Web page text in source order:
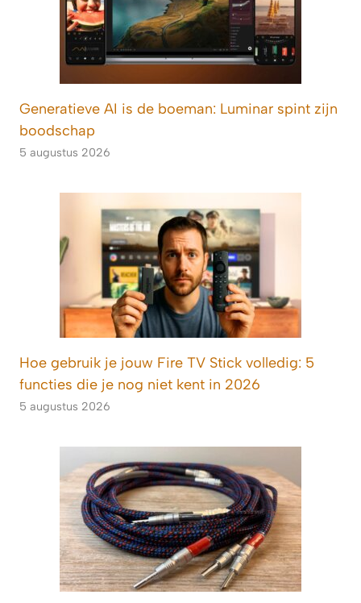
Generatieve AI is de boeman: Luminar spint zijn
boodschap
5 augustus 2026
Hoe gebruik je jouw Fire TV Stick volledig: 5
functies die je nog niet kent in 2026
5 augustus 2026